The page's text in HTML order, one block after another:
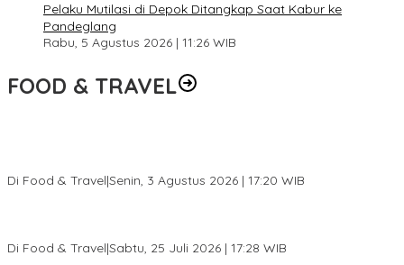
Pelaku Mutilasi di Depok Ditangkap Saat Kabur ke
Pandeglang
Rabu, 5 Agustus 2026 | 11:26 WIB
FOOD & TRAVEL
Di Food & Travel|Senin, 3 Agustus 2026 | 17:20 WIB
Di Food & Travel|Sabtu, 25 Juli 2026 | 17:28 WIB